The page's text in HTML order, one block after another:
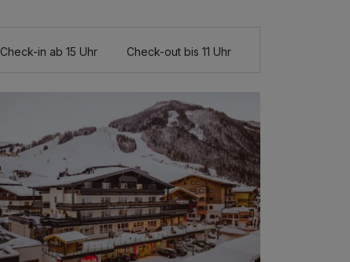
Check-in ab 15 Uhr Check-out bis 11 Uhr